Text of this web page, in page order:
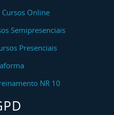
Online
Semipresenciais
Presenciais
NR 10